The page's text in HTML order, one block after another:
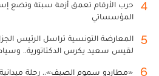
4
حرب الأرقام تعمق أزمة سبتة وتضع
المؤسساتي
5
المعارضة التونسية تراسل الرئيس
لقيس سعيد يكرس الدكتاتورية..
6
«مطارِدو سموم الصيف».. رحلة